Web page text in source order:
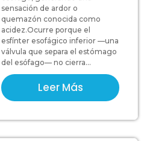
sensación de ardor o
quemazón conocida como
acidez.Ocurre porque el
esfínter esofágico inferior —una
válvula que separa el estómago
del esófago— no cierra...
Leer Más